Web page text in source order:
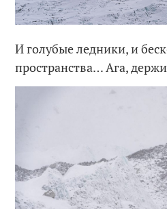
И голубые ледники, и
пространства… Ага,